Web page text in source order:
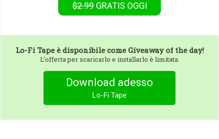
$2.99 GRATIS OGGI
Lo-Fi Tapeè disponibile come Giveaway of the day!
L’offerta per scaricarlo e installarlo è limitata.
Download adesso
Lo-Fi Tape